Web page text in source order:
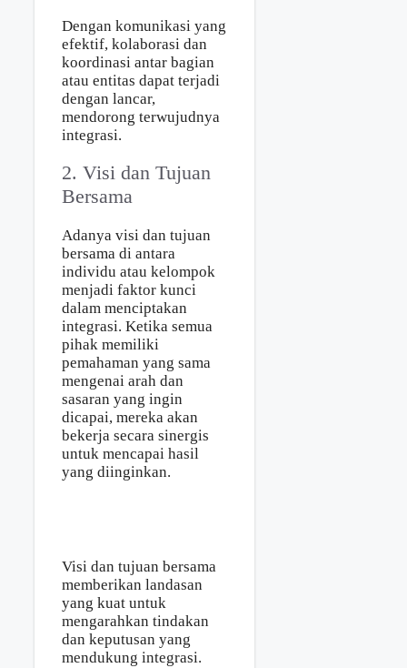
Dengan komunikasi yang
efektif, kolaborasi dan
koordinasi antar bagian
atau entitas dapat terjadi
dengan lancar,
mendorong terwujudnya
integrasi.
2. Visi dan Tujuan
Bersama
Adanya visi dan tujuan
bersama di antara
individu atau kelompok
menjadi faktor kunci
dalam menciptakan
integrasi. Ketika semua
pihak memiliki
pemahaman yang sama
mengenai arah dan
sasaran yang ingin
dicapai, mereka akan
bekerja secara sinergis
untuk mencapai hasil
yang diinginkan.
Visi dan tujuan bersama
memberikan landasan
yang kuat untuk
mengarahkan tindakan
dan keputusan yang
mendukung integrasi.